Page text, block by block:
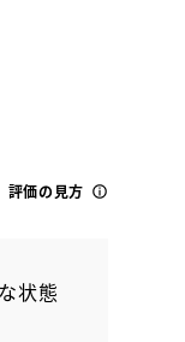
評価の見方
状態